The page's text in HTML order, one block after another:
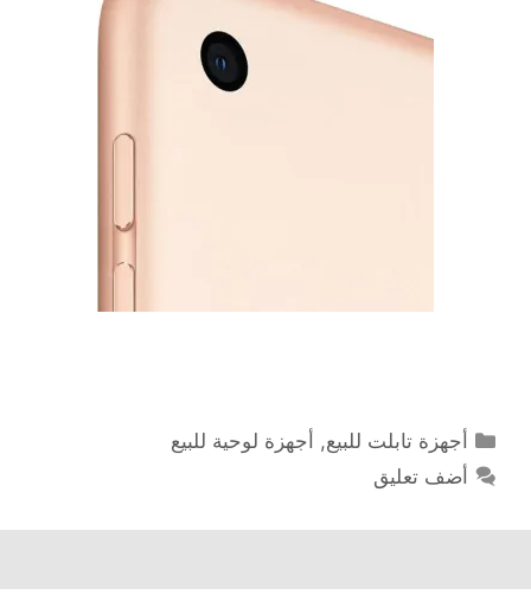
التصنيفات
أجهزة تابلت للبيع, أجهزة لوحية للبيع
أضف تعليق